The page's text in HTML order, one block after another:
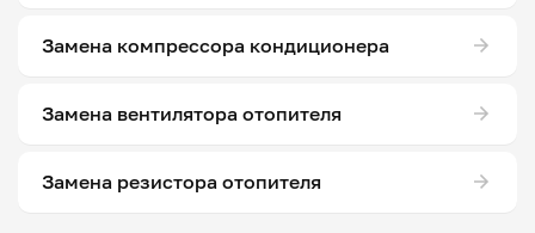
Замена компрессора кондиционера
Замена вентилятора отопителя
Замена резистора отопителя